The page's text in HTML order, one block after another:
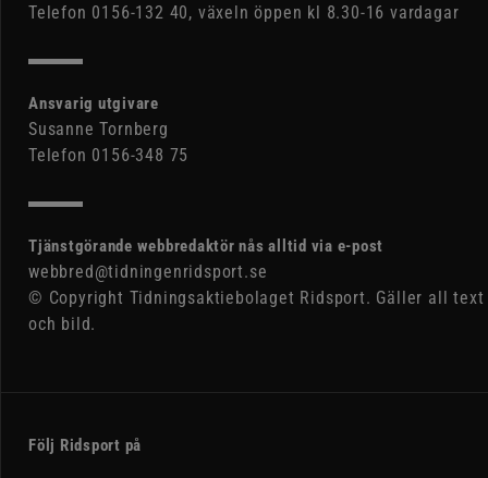
Telefon 0156-132 40, växeln öppen kl 8.30-16 vardagar
Ansvarig utgivare
Susanne Tornberg
Telefon 0156-348 75
Tjänstgörande webbredaktör nås alltid via e-post
webbred@tidningenridsport.se
© Copyright Tidningsaktiebolaget Ridsport. Gäller all text
och bild.
Följ Ridsport på